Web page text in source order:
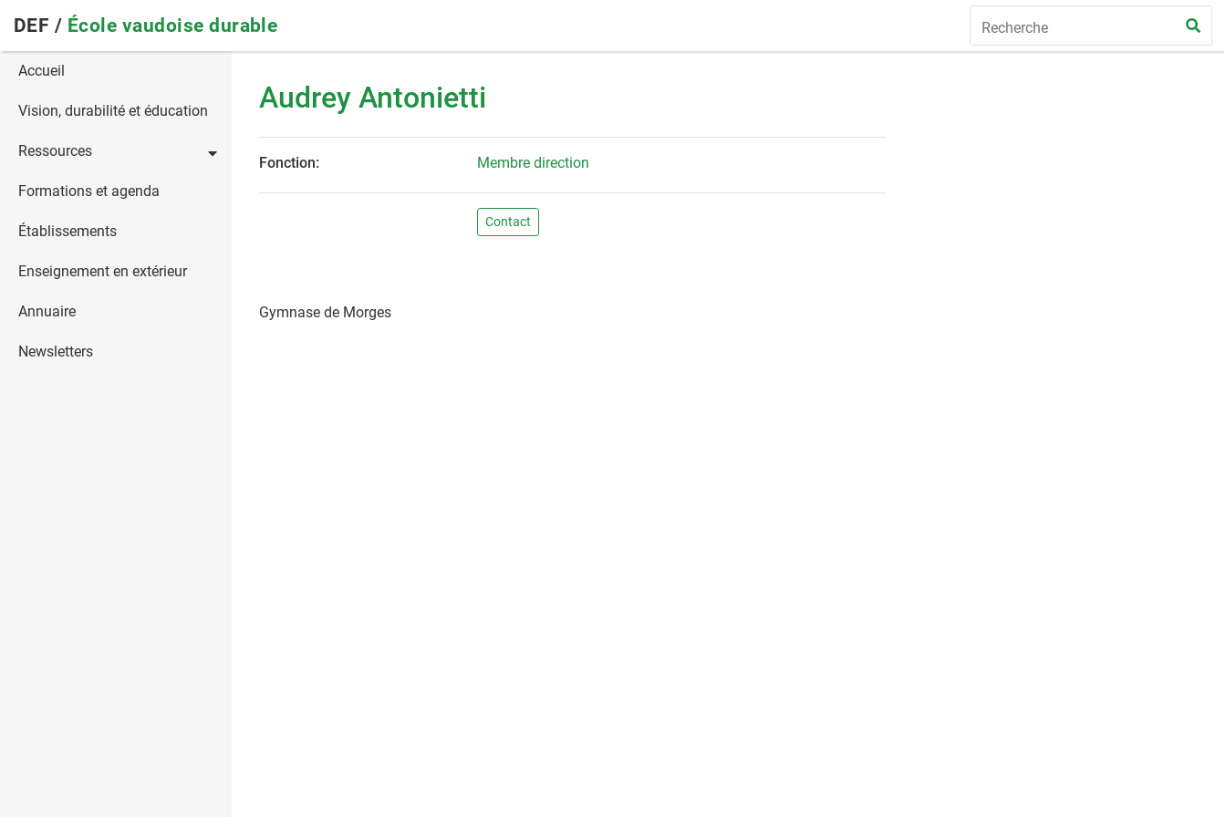
main
navigation
DEF / École vaudoise durable
Main
navigation
Accueil
Vision, durabilité et éducation
Ressources
Formations et agenda
Établissements
Enseignement en extérieur
Annuaire
Newsletters
Audrey Antonietti
Fonction: Membre direction
Contact
Gymnase de Morges